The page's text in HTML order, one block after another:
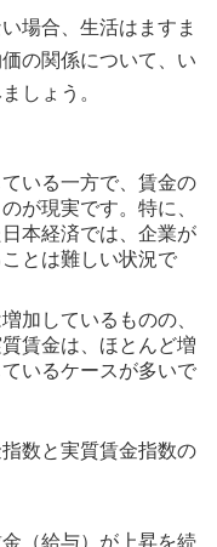
場合、生活はますま
の関係について、い
しょう。
いる一方で、賃金の
が現実です。特に、
本経済では、企業が
とは難しい状況で
加しているものの、
賃金は、ほとんど増
いるケースが多いで
数と実質賃金指数の
（給与）が上昇を続